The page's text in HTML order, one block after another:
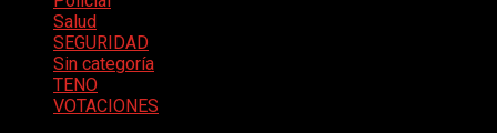
Salud
SEGURIDAD
Sin categoría
TENO
VOTACIONES